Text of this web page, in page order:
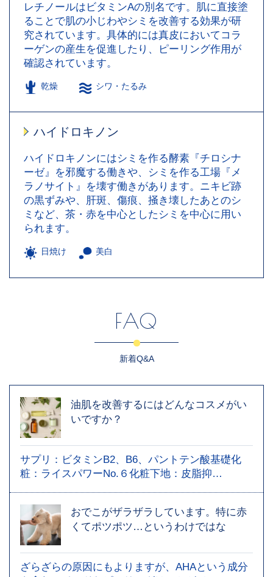
レチノールはビタミンAの別名です。肌に直接塗
ることで肌の小じわやシミを改善する効果が研
究されています。具体的には真皮においてコラ
ーゲンの産生を促進したり、ピーリング作用が
確認されています。
乾燥 シワ・たるみ
ハイドロキノン
ハイドロキノンにはシミを作る酵素『チロシナ
ーゼ』を邪魔する働きや、シミを作る工場『メ
ラノサイト』を壊す働きがあります。ニキビ跡
の黒ずみや、肝斑、傷痕、掻き壊したあとのシ
ミなど、茶・赤を中心としたシミを中心に用い
られます。
日焼け 美白
FAQ
新着Q&A
油肌を改善するにはどんなコスメがい
いですか？
サプリ：ビタミンB2、B6、パントテン酸基礎化
粧：ライスパワーNo.６化粧下地：皮脂抑…
おでこがザラザラしています。特に赤
くてポツポツ…というわけではな
ざらざらの原因にもよりますが、AHAという成分